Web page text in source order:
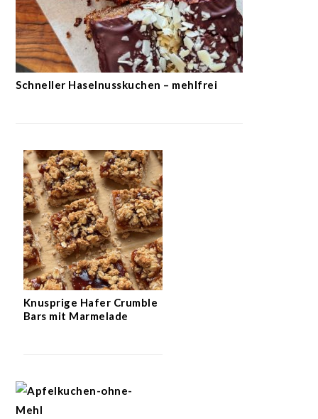
Schneller Haselnusskuchen – mehlfrei
Knusprige Hafer Crumble
Bars mit Marmelade